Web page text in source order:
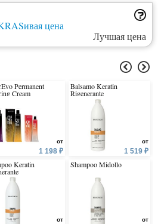
цена
Лучшая цена
Permanent
Cream
от
1 198 ₽
Keratin
от
Balsamo Keratin
Rigenerante
от
1 519 ₽
Shampoo Midollo
от